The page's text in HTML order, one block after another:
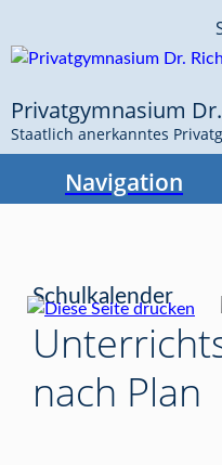
überspringen
Privatgymnasium
Staatlich anerkanntes
Navigation
Schulkalender
nach Plan